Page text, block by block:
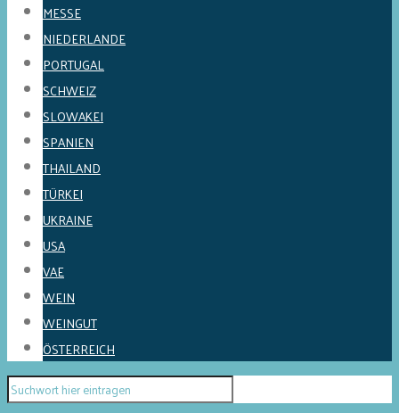
MESSE
NIEDERLANDE
PORTUGAL
SCHWEIZ
SLOWAKEI
SPANIEN
THAILAND
TÜRKEI
UKRAINE
USA
VAE
WEIN
WEINGUT
ÖSTERREICH